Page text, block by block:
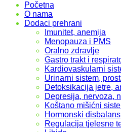
Početna
O nama
Dodaci prehrani
Imunitet, anemija
Menopauza i PMS
Oralno zdravlje
Gastro trakt i
Kardiovaskularni
Urinarni sistem,
Detoksikacija jetre,
Depresija, nervoza,
Koštano mišićni
Hormonski disbalans
Regulacija tjelesne